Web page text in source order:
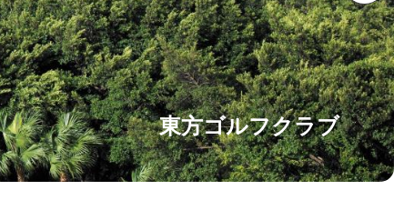
東方ゴルフクラブ